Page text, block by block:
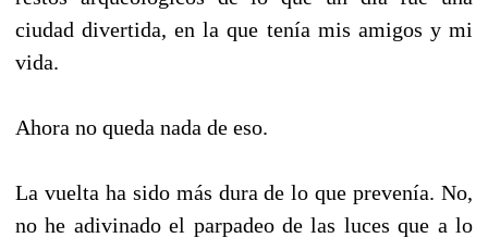
ciudad divertida, en la que tenía mis amigos y mi
vida.
Ahora no queda nada de eso.
La vuelta ha sido más dura de lo que prevenía. No,
no he adivinado el parpadeo de las luces que a lo